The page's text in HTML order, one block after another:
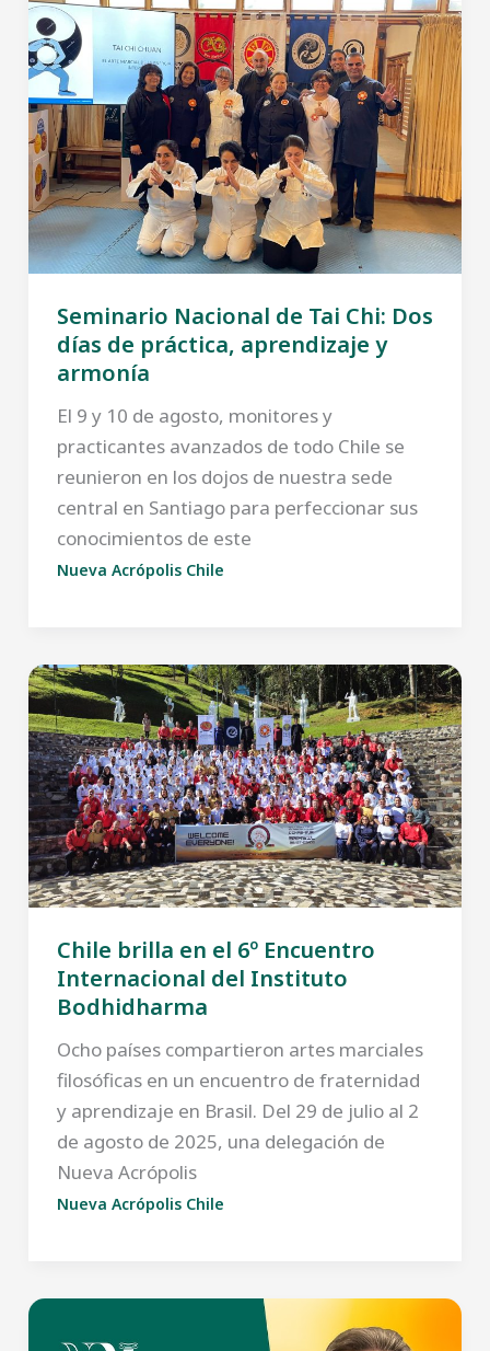
Seminario Nacional de Tai Chi: Dos
días de práctica, aprendizaje y
armonía
El 9 y 10 de agosto, monitores y
practicantes avanzados de todo Chile se
reunieron en los dojos de nuestra sede
central en Santiago para perfeccionar sus
conocimientos de este
Nueva Acrópolis Chile
Chile brilla en el 6º Encuentro
Internacional del Instituto
Bodhidharma
Ocho países compartieron artes marciales
filosóficas en un encuentro de fraternidad
y aprendizaje en Brasil. Del 29 de julio al 2
de agosto de 2025, una delegación de
Nueva Acrópolis
Nueva Acrópolis Chile